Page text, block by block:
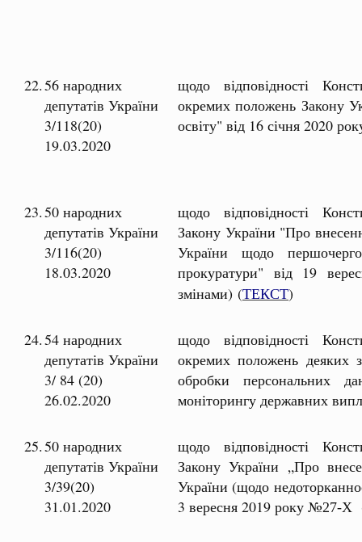
22.56 народних
депутатів України
3/118(20)
19.03.2020
щодо відповідності
окремих положень Закону
освіту" від 16 січня 2020
23.50 народних
депутатів України
3/116(20)
18.03.2020
щодо відповідності
Закону України "Про
України щодо
прокуратури" від 19
змінами) (ТЕКСТ)
24.54 народних
депутатів України
3/ 84 (20)
26.02.2020
щодо відповідності
окремих положень деяких
обробки персональних
моніторингу державних
25.50 народних
депутатів України
3/39(20)
31.01.2020
щодо відповідності
Закону України „Про
України (щодо
3 вересня 2019 року №27-X